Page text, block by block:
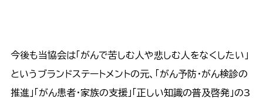
今後も当協会は「がんで苦しむ人や悲しむ人をなくしたい」
というブランドステートメントの元、「がん予防・がん検診の
推進」「がん患者・家族の支援」「正しい知識の普及啓発」の3